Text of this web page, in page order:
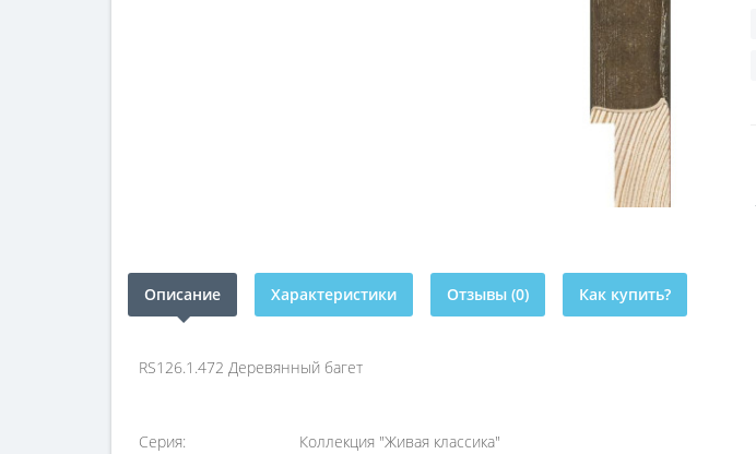
Описание Характеристики Отзывы (0) Как купить?
RS126.1.472 Деревянный багет
Серия:
Коллекция "Живая классика"